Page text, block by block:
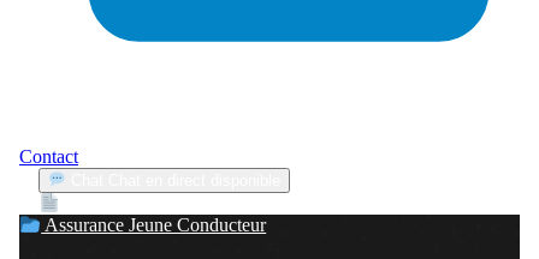
Contact
Assurance Jeune Conducteur